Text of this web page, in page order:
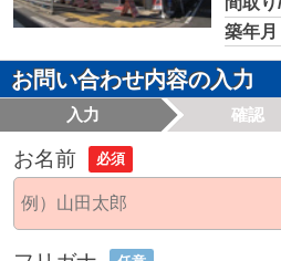
築年月
お問い合わせ内容の入力
入力 確認
お名前 必須